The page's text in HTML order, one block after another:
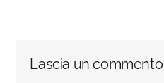
Lascia un commento